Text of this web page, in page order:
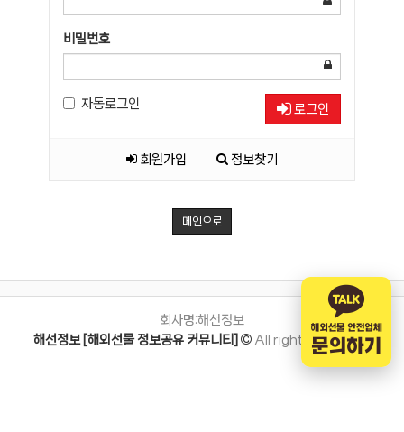
비밀번호
자동로그인 로그인
회원가입 정보찾기
메인으로
회사명:해선정보
해선정보 [해외선물 정보공유 커뮤니티]
All rights reserved.